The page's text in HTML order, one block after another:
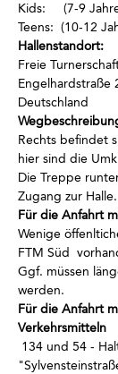
Kids:
(7-9
Teens: (10-12
Hallenstandort:
Freie
Engelhardstraße
Deutschland
Rechts befindet
hier sind die
Die Treppe
Zugang zur Halle.
Für die Anfahrt
Wenige
FTM Süd
Ggf. müssen
werden.
Für die Anfahrt
Verkehrsmitteln